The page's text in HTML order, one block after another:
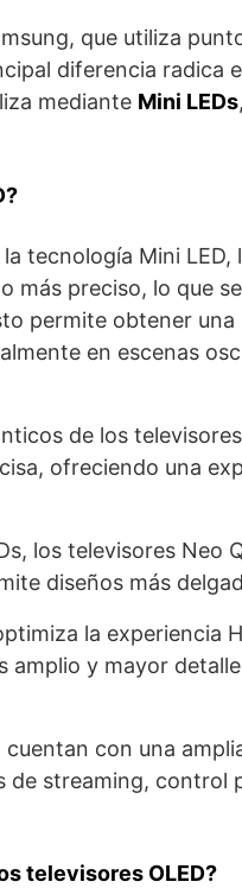
que utiliza
diferencia radica
mediante Mini LEDs
la tecnología Mini LED,
más preciso, lo que
permite obtener una
en escenas
de los
ofreciendo una
los televisores Neo
diseños más
la experiencia
amplio y mayor
cuentan con una
de streaming, control
televisores OLED?